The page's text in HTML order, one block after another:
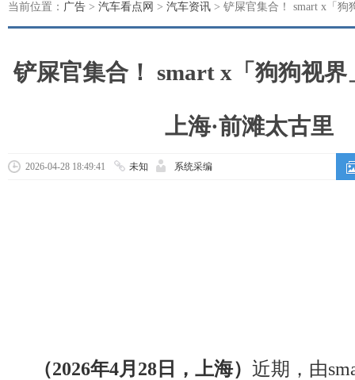
当前位置： 广告 > 汽车看点网 > 汽车资讯 > 铲屎官集合！ smart x「狗
铲屎官集合！ smart x「狗狗视
上海·前滩太古里
2026-04-28 18:49:41 未知 系统采编
（2026年4月 28 日， 上海） 近期，由